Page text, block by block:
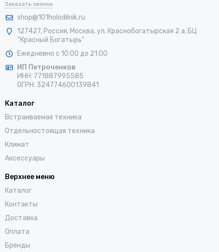
Заказать звонок
shop@101holodilnik.ru
127427, Россия, Москва,ул. Краснобогатырская 2 а, БЦ
“Красный Богатырь”
Ежедневно с 10:00 до 21:00
ИП Петроченков
ИНН: 771887995585
ОГРН: 324774600139841
Каталог
Встраиваемая техника
Отдельностоящая техника
Климат
Аксессуары
Верхнее меню
Каталог
Контакты
Доставка
Оплата
Бренды